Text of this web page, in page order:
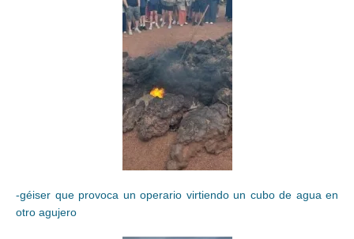
-géiser que provoca un operario virtiendo un cubo de agua en
otro agujero